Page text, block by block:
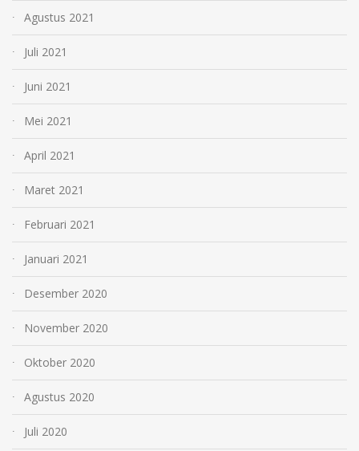
Agustus 2021
Juli 2021
Juni 2021
Mei 2021
April 2021
Maret 2021
Februari 2021
Januari 2021
Desember 2020
November 2020
Oktober 2020
Agustus 2020
Juli 2020